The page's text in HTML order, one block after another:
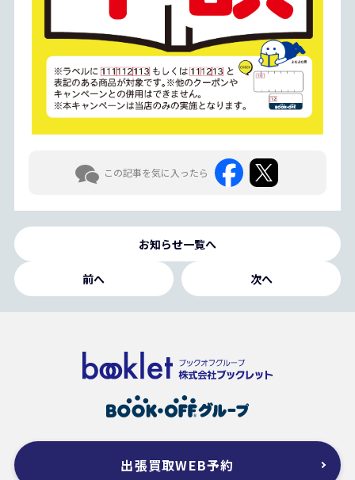
この記事を気に入ったら
お知らせ一覧へ
前へ 次へ
出張買取WEB予約